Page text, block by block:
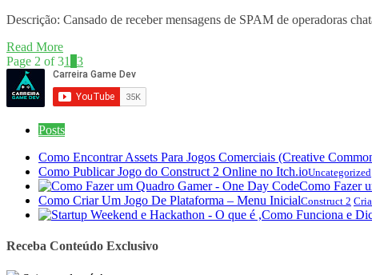
Descrição: Cansado de receber mensagens de SPAM de operadoras
Read More
Page 2 of 31 3
Posts
Como Encontrar Assets Para Jogos Comerciais (Creative
Como Publicar Jogo do Construct 2 Online no Itch.ioUncategorized
Como Fazer
Como Criar Um Jogo De Plataforma – Menu InicialConstruct 2
Receba Conteúdo Exclusivo